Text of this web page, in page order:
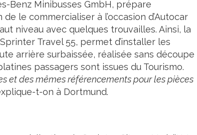
Benz Minibusses GmbH, prépare
le commercialiser à l’occasion d’Autocar
niveau avec quelques trouvailles. Ainsi, la
Travel 55, permet d’installer les
arrière surbaissée, réalisée sans découpe
passagers sont issues du Tourismo.
et des mêmes référencements pour les pièces
t-on à Dortmund.